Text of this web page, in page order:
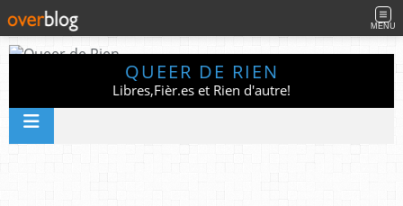
MENU
QUEER DE RIEN
Libres,Fièr.es et Rien d'autre!